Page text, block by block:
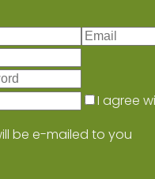
I agree
be e-mailed to you